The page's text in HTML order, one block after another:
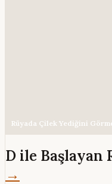
Rüyada Çilek Yediğini
D ile Başlayan
→